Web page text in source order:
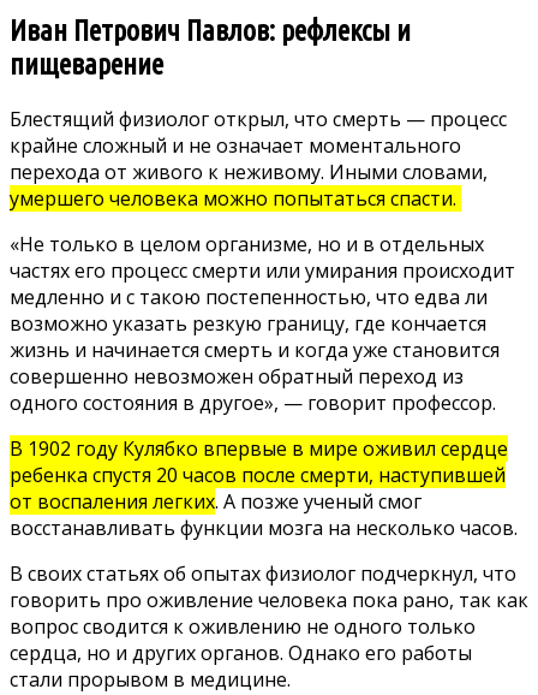
Иван Петрович Павлов: рефлексы и
пищеварение
Блестящий физиолог открыл, что смерть — процесс
крайне сложный и не означает моментального
перехода от живого к неживому. Иными словами,
умершего человека можно попытаться спасти.
«Не только в целом организме, но и в отдельных
частях его процесс смерти или умирания происходит
медленно и с такою постепенностью, что едва ли
возможно указать резкую границу, где кончается
жизнь и начинается смерть и когда уже становится
совершенно невозможен обратный переход из
одного состояния в другое», — говорит профессор.
В 1902 году Кулябко впервые в мире оживил сердце
ребенка спустя 20 часов после смерти, наступившей
от воспаления легких. А позже ученый смог
восстанавливать функции мозга на несколько часов.
В своих статьях об опытах физиолог подчеркнул, что
говорить про оживление человека пока рано, так как
вопрос сводится к оживлению не одного только
сердца, но и других органов. Однако его работы
стали прорывом в медицине.